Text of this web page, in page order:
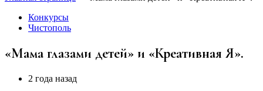
Конкурсы
Чистополь
«Мама глазами детей» и «Креативная Я».
2 года назад